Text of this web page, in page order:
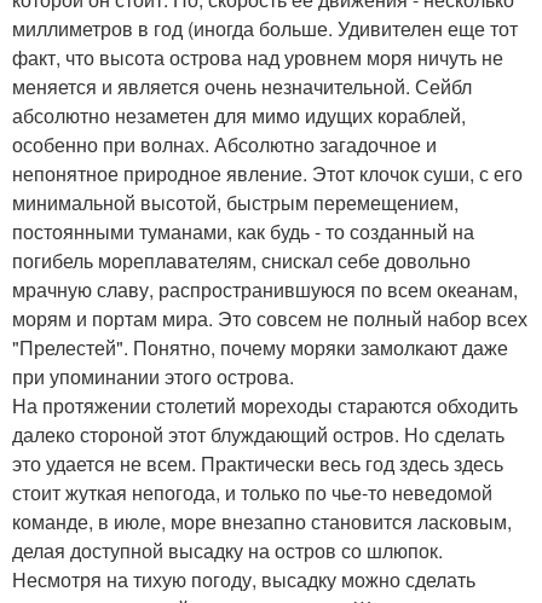
миллиметров в год (иногда больше. Удивителен еще тот
факт, что высота острова над уровнем моря ничуть не
меняется и является очень незначительной. Сейбл
абсолютно незаметен для мимо идущих кораблей,
особенно при волнах. Абсолютно загадочное и
непонятное природное явление. Этот клочок суши, с его
минимальной высотой, быстрым перемещением,
постоянными туманами, как будь - то созданный на
погибель мореплавателям, снискал себе довольно
мрачную славу, распространившуюся по всем океанам,
морям и портам мира. Это совсем не полный набор всех
"Прелестей". Понятно, почему моряки замолкают даже
при упоминании этого острова.
На протяжении столетий мореходы стараются обходить
далеко стороной этот блуждающий остров. Но сделать
это удается не всем. Практически весь год здесь здесь
стоит жуткая непогода, и только по чье-то неведомой
команде, в июле, море внезапно становится ласковым,
делая доступной высадку на остров со шлюпок.
Несмотря на тихую погоду, высадку можно сделать